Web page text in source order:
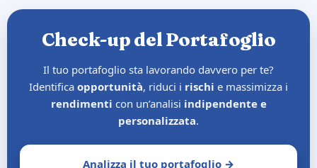
Check-up del Portafoglio
Il tuo portafoglio sta lavorando davvero per te?
Identifica opportunità, riduci i rischi e massimizza i
rendimenti con un’analisi indipendente e
personalizzata.
Analizza il tuo portafoglio →